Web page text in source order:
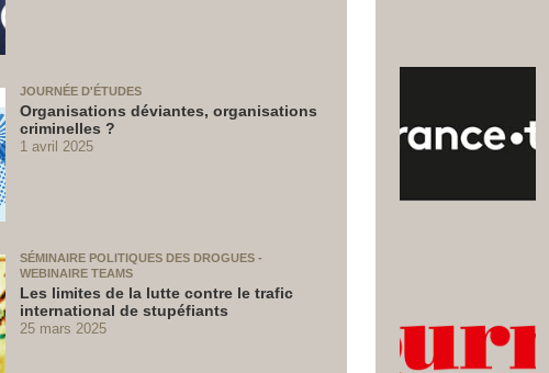
JOURNÉE D'ÉTUDES
Organisations déviantes, organisations
criminelles ?
1 avril 2025
SÉMINAIRE POLITIQUES DES DROGUES -
WEBINAIRE TEAMS
Les limites de la lutte contre le trafic
international de stupéfiants
25 mars 2025